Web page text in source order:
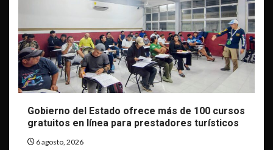
Gobierno del Estado ofrece más de 100 cursos
gratuitos en línea para prestadores turísticos
6 agosto, 2026